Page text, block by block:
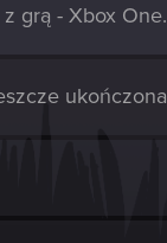
grą - Xbox One.
ukończona